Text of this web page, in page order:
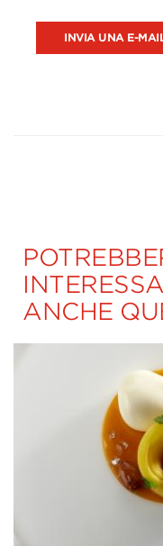
INVIA UNA E-
ANCHE